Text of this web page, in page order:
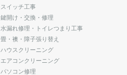
スイッチ工事
鍵開け・交換・修理
水漏れ修理・トイレつまり工事
畳・襖・障子張り替え
ハウスクリーニング
エアコンクリーニング
パソコン修理